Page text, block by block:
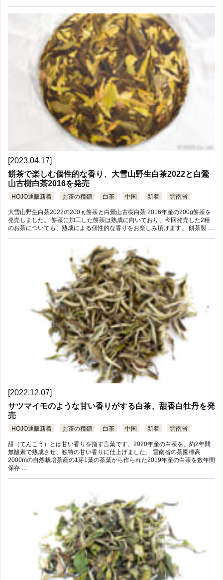
[2023.04.17]
餅茶で楽しむ個性的な香り、大雪山野生白茶2022と白鶯
山古樹白茶2016を発売
HOJO通販新着 お茶の種類 白茶 中国 新着 雲南省
大雪山野生白茶2022の200ｇ餅茶と白鶯山古樹白茶 2016年産の200g餅茶を
発売しました。 餅茶に加工した餅茶は熟成に向いており、今回発売した2種
のお茶についても、熟成による個性的な香りをお楽しみ頂けます。 餅茶製 …
[2022.12.07]
サツマイモのような甘い香りがする白茶、甜香白牡丹を発
売
HOJO通販新着 お茶の種類 白茶 中国 新着 雲南省
甜（てんこう）とは甘い香りを指す言葉です。2020年産の白茶を、約2年間
無酸素で熟成させ、独特の甘い香りに仕上げました。 雲南省の茶園標高
2000mの自然栽培茶産の1芽1葉の茶葉から作られた2019年産の白茶を数年間
保存 …